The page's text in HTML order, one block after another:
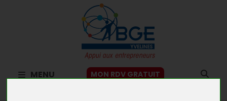
MENU MON RDV GRATUIT